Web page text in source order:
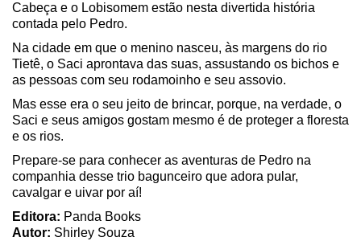
Cabeça e o Lobisomem estão nesta divertida história
contada pelo Pedro.
Na cidade em que o menino nasceu, às margens do rio
Tietê, o Saci aprontava das suas, assustando os bichos e
as pessoas com seu rodamoinho e seu assovio.
Mas esse era o seu jeito de brincar, porque, na verdade, o
Saci e seus amigos gostam mesmo é de proteger a floresta
e os rios.
Prepare-se para conhecer as aventuras de Pedro na
companhia desse trio bagunceiro que adora pular,
cavalgar e uivar por aí!
Editora: Panda Books
Autor: Shirley Souza